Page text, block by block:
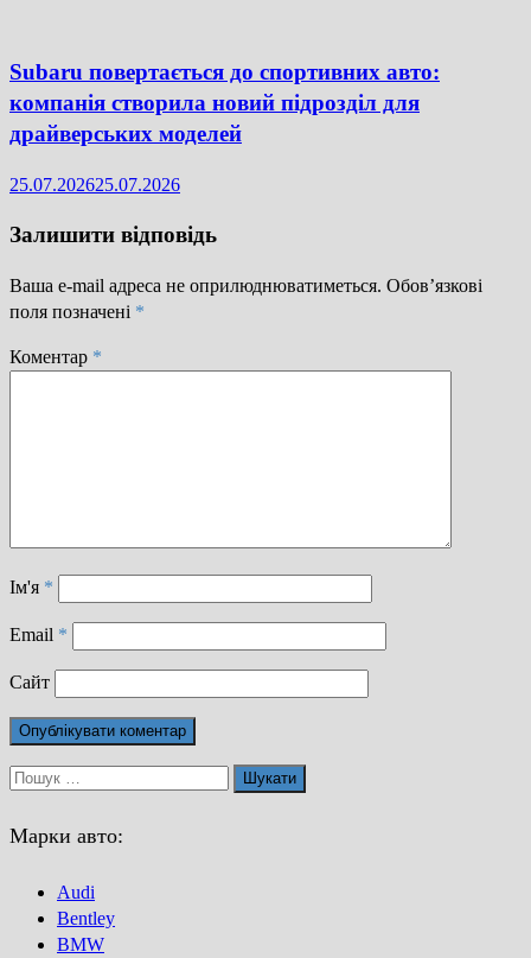
Subaru повертається до спортивних авто:
компанія створила новий підрозділ для
драйверських моделей
25.07.202625.07.2026
Залишити відповідь
Ваша e-mail адреса не оприлюднюватиметься. Обов’язкові
поля позначені *
Коментар *
Ім'я *
Email *
Сайт
Пошук:
Марки авто:
Audi
Bentley
BMW